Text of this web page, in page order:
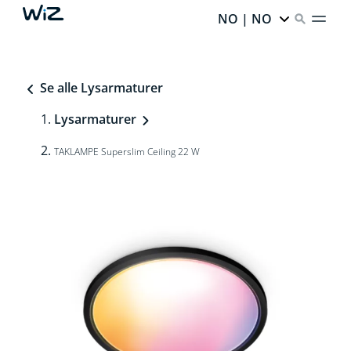
NO | NO
Se alle Lysarmaturer
Lysarmaturer
TAKLAMPE Superslim Ceiling 22 W